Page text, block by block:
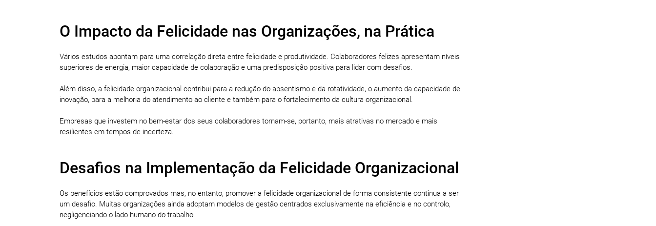
O Impacto da Felicidade nas Organizações, na Prática
Vários estudos apontam para uma correlação direta entre felicidade e produtividade. Colaboradores felizes apresentam níveis
superiores de energia, maior capacidade de colaboração e uma predisposição positiva para lidar com desafios.
Além disso, a felicidade organizacional contribui para a redução do absentismo e da rotatividade, o aumento da capacidade de
inovação, para a melhoria do atendimento ao cliente e também para o fortalecimento da cultura organizacional.
Empresas que investem no bem-estar dos seus colaboradores tornam-se, portanto, mais atrativas no mercado e mais
resilientes em tempos de incerteza.
Desafios na Implementação da Felicidade Organizacional
Os benefícios estão comprovados mas, no entanto, promover a felicidade organizacional de forma consistente continua a ser
um desafio. Muitas organizações ainda adoptam modelos de gestão centrados exclusivamente na eficiência e no controlo,
negligenciando o lado humano do trabalho.